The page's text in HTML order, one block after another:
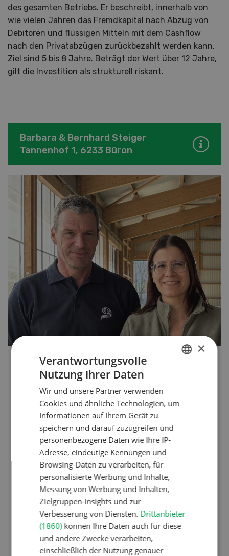
des gesamten Betriebs. Er beschreibt, innerhalb von
wie vielen Jahren das Fremdkapital nach Abzug von
Debitoren und flüssigen Mitteln mit dem Cashflow
nach den Privatabzügen zurückbezahlt werden kann.
Ziel sind 5 bis 8 Jahre. Beträgt der Wert über 12 Jahre,
gilt die Investition als strukturell riskant.
Barbara & Bernhard Steiger
Tannenhof 1, 6233 Büron
«Eine grössere
Investition sollte
auch familiär gut
durchdacht sein.»
LN: 29 ha | Nutztiere: 112 ZS, 50 MK |
Arbeitskräfte: Betriebsleiter, Angestellte (80
×
Verantwortungsvolle
Nutzung Ihrer Daten
Wir und unsere Partner verwenden
Cookies und ähnliche Technologien, um
Informationen auf Ihrem Gerät zu
speichern und darauf zuzugreifen und
personenbezogene Daten wie Ihre IP-
Adresse, eindeutige Kennungen und
Browsing-Daten zu verarbeiten, für
personalisierte Werbung und Inhalte,
Messung von Werbung und Inhalten,
Zielgruppen-Insights und zur
Verbesserung von Diensten. Drittanbieter
(1860)können Ihre Daten auch für diese
und andere Zwecke verarbeiten,
einschließlich der Nutzung genauer